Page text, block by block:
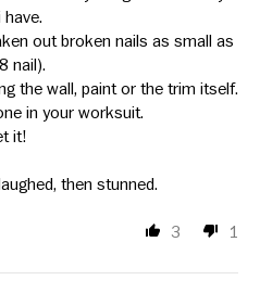
out broken nails as small as
nail).
the wall, paint or the trim itself.
in your worksuit.
it!
then stunned.
3 1